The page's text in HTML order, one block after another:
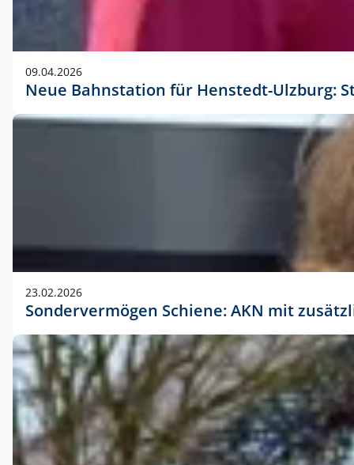
09.04.2026
Neue Bahnstation für Henstedt-Ulzburg:
23.02.2026
Sondervermögen Schiene: AKN mit